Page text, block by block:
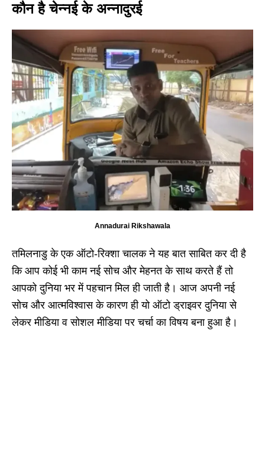
कौन है चेन्नई के अन्नादुरई
Annadurai Rikshawala
तमिलनाडु के एक ऑटो-र‍िक्‍शा चालक ने यह बात साबित कर दी है
कि आप कोई भी काम नई सोच और मेहनत के साथ करते हैं तो
आपको दुनिया भर में पहचान मिल ही जाती है। आज अपनी नई
सोच और आत्मविश्वास के कारण ही यो ऑटो ड्राइवर दुनिया से
लेकर मीडिया व सोशल मीडिया पर चर्चा का विषय बना हुआ है।